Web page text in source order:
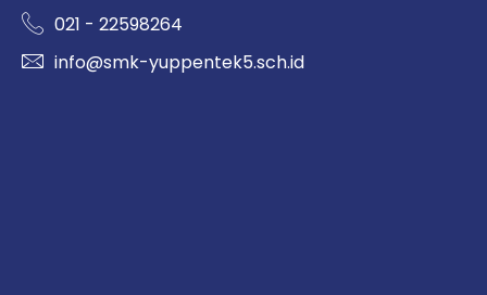
021 - 22598264
info@smk-yuppentek5.sch.id